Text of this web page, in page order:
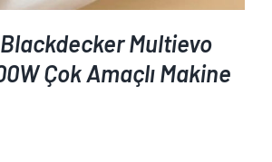
Blackdecker Multievo
Çok Amaçlı Makine